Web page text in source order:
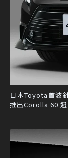
日本Toyota首波
推出Corolla 60 週